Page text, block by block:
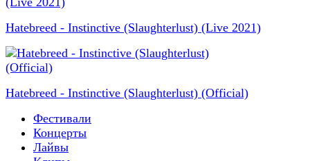
Hatebreed - Instinctive (Slaughterlust) (Live 2021)
Hatebreed - Instinctive (Slaughterlust) (Official)
Фестивали
Концерты
Лайвы